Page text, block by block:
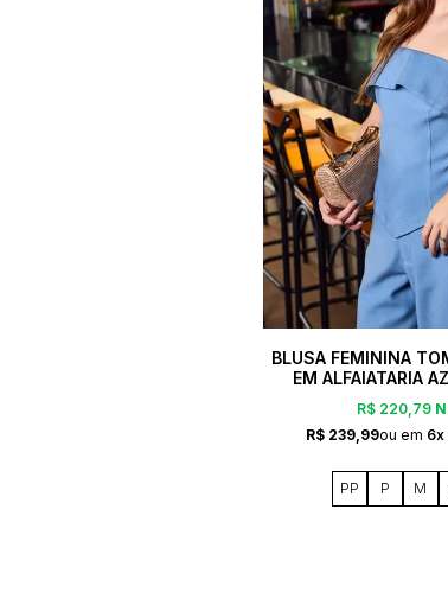
BLUSA FEMININA
EM ALFAIATARIA
R$ 220,79
R$ 239,99
6x
PP P M